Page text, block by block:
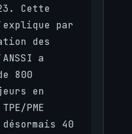
Cette
par
des
a
800
en
PME
40